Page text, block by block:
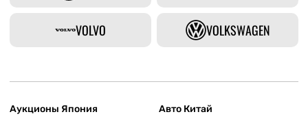
VOLVO VOLKSWAGEN
Аукционы Япония
Авто Китай